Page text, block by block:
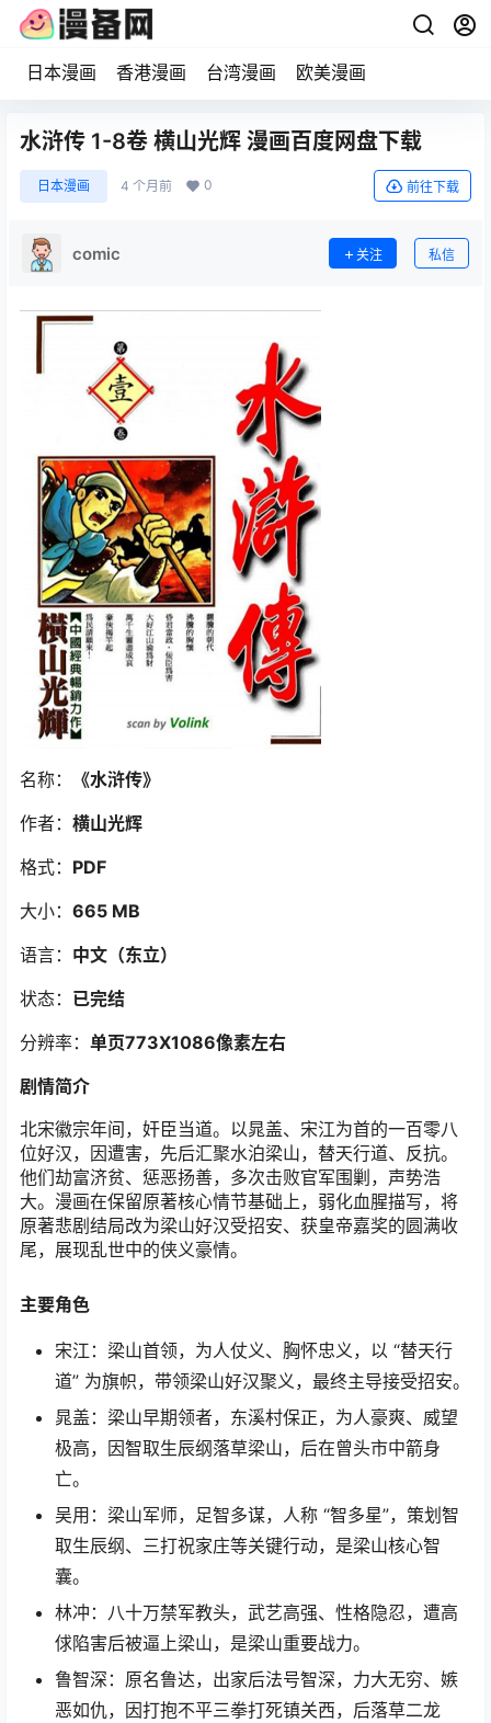
日本漫画 香港漫画 台湾漫画 欧美漫画
水浒传 1-8卷 横山光辉 漫画百度网盘下载
日本漫画 4 个月前 0 前往下载
comic 关注 私信
名称：
《水浒传》
作者： 横山光辉
格式： PDF
大小： 665 MB
语言： 中文（东立）
状态： 已完结
分辨率： 单页773X1086像素左右
剧情简介
北宋徽宗年间，奸臣当道。以晁盖、宋江为首的一百零八
位好汉，因遭害，先后汇聚水泊梁山，替天行道、反抗。
他们劫富济贫、惩恶扬善，多次击败官军围剿，声势浩
大。漫画在保留原著核心情节基础上，弱化血腥描写，将
原著悲剧结局改为梁山好汉受招安、获皇帝嘉奖的圆满收
尾，展现乱世中的侠义豪情。
主要角色
宋江：梁山首领，为人仗义、胸怀忠义，以 “替天行
道” 为旗帜，带领梁山好汉聚义，最终主导接受招安。
晁盖：梁山早期领者，东溪村保正，为人豪爽、威望
极高，因智取生辰纲落草梁山，后在曾头市中箭身
亡。
吴用：梁山军师，足智多谋，人称 “智多星”，策划智
取生辰纲、三打祝家庄等关键行动，是梁山核心智
囊。
林冲：八十万禁军教头，武艺高强、性格隐忍，遭高
俅陷害后被逼上梁山，是梁山重要战力。
鲁智深：原名鲁达，出家后法号智深，力大无穷、嫉
恶如仇，因打抱不平三拳打死镇关西，后落草二龙